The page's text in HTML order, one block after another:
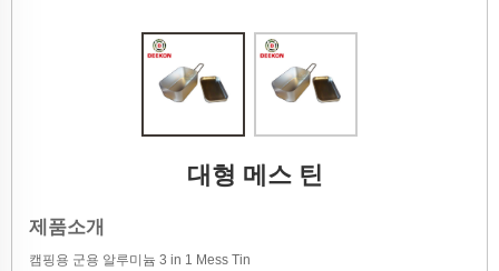
대형 메스 틴
제품소개
캠핑용 군용 알루미늄 3 in 1 Mess Tin